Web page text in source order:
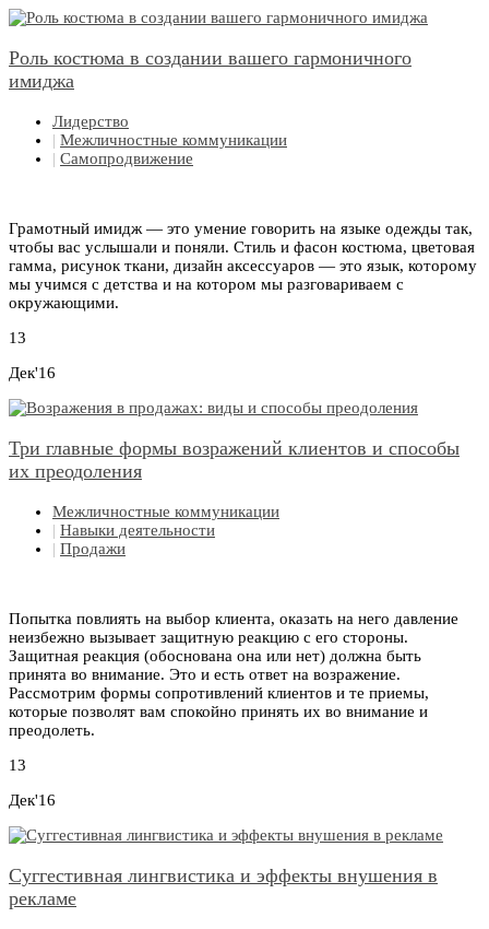
Роль костюма в создании вашего гармоничного
имиджа
Лидерство
| Межличностные коммуникации
| Самопродвижение
Грамотный имидж — это умение говорить на языке одежды так,
чтобы вас услышали и поняли. Стиль и фасон костюма, цветовая
гамма, рисунок ткани, дизайн аксессуаров — это язык, которому
мы учимся с детства и на котором мы разговариваем с
окружающими.
13
Дек'16
Три главные формы возражений клиентов и способы
их преодоления
Межличностные коммуникации
| Навыки деятельности
| Продажи
Попытка повлиять на выбор клиента, оказать на него давление
неизбежно вызывает защитную реакцию с его стороны.
Защитная реакция (обоснована она или нет) должна быть
принята во внимание. Это и есть ответ на возражение.
Рассмотрим формы сопротивлений клиентов и те приемы,
которые позволят вам спокойно принять их во внимание и
преодолеть.
13
Дек'16
Суггестивная лингвистика и эффекты внушения в
рекламе